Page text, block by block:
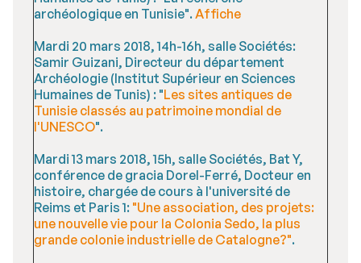
archéologique en Tunisie".Affiche
Mardi 20 mars 2018, 14h-16h, salle Sociétés:
Samir Guizani, Directeur du département
Archéologie (Institut Supérieur en Sciences
Humaines de Tunis) : "Les sites antiques de
Tunisie classés au patrimoine mondial de
l'UNESCO".
Mardi 13 mars 2018, 15h, salle Sociétés, Bat Y,
conférence de gracia Dorel-Ferré, Docteur en
histoire, chargée de cours à l'université de
Reims et Paris 1: "Une association, des projets:
une nouvelle vie pour la Colonia Sedo, la plus
grande colonie industrielle de Catalogne?".